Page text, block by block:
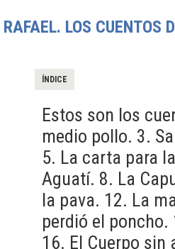
LOS CUENTOS
ÍNDICE
Estos son los
medio pollo. 3.
5. La carta para
Aguatí. 8. La
la pava. 12. La
perdió el
16. El Cuerpo sin